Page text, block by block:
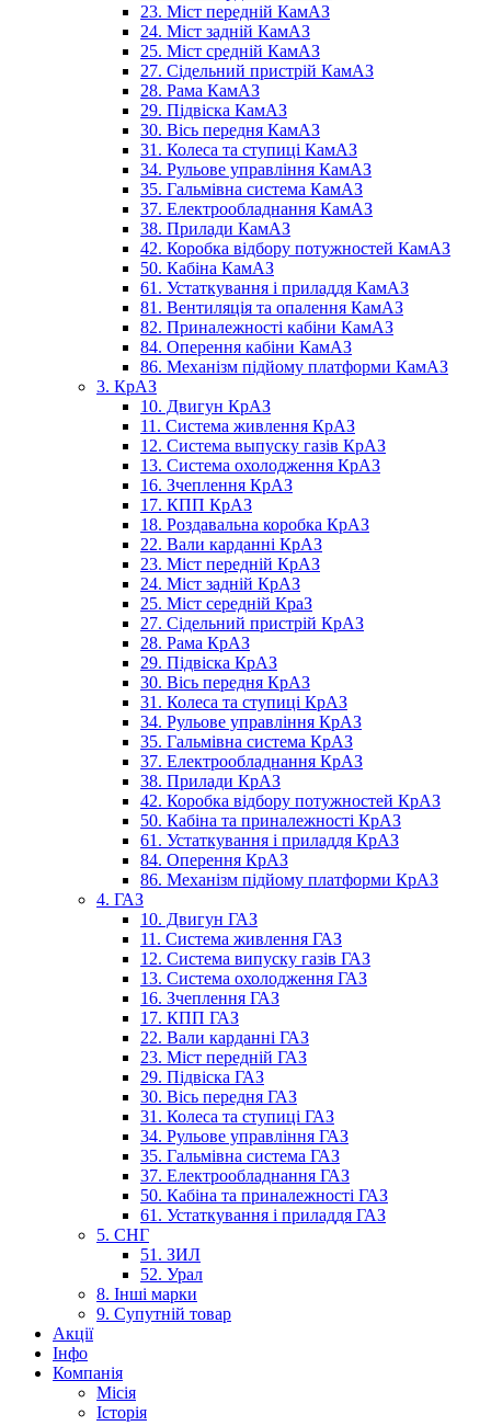
23. Міст передній КамАЗ
24. Міст задній КамАЗ
25. Міст средній КамАЗ
27. Сідельний пристрій КамАЗ
28. Рама КамАЗ
29. Підвіска КамАЗ
30. Вісь передня КамАЗ
31. Колеса та ступиці КамАЗ
34. Рульове управління КамАЗ
35. Гальмівна система КамАЗ
37. Електрообладнання КамАЗ
38. Прилади КамАЗ
42. Коробка відбору потужностей КамАЗ
50. Кабіна КамАЗ
61. Устаткування і приладдя КамАЗ
81. Вентиляція та опалення КамАЗ
82. Приналежності кабіни КамАЗ
84. Оперення кабіни КамАЗ
86. Механізм підйому платформи КамАЗ
3. КрАЗ
10. Двигун КрАЗ
11. Система живлення КрАЗ
12. Система выпуску газів КрАЗ
13. Система охолодження КрАЗ
16. Зчеплення КрАЗ
17. КПП КрАЗ
18. Роздавальна коробка КрАЗ
22. Вали карданні КрАЗ
23. Міст передній КрАЗ
24. Міст задній КрАЗ
25. Міст середній КраЗ
27. Сідельний пристрій КрАЗ
28. Рама КрАЗ
29. Підвіска КрАЗ
30. Вісь передня КрАЗ
31. Колеса та ступиці КрАЗ
34. Рульове управління КрАЗ
35. Гальмівна система КрАЗ
37. Електрообладнання КрАЗ
38. Прилади КрАЗ
42. Коробка відбору потужностей КрАЗ
50. Кабіна та приналежності КрАЗ
61. Устаткування і приладдя КрАЗ
84. Оперення КрАЗ
86. Механізм підйому платформи КрАЗ
4. ГАЗ
10. Двигун ГАЗ
11. Система живлення ГАЗ
12. Система випуску газів ГАЗ
13. Система охолодження ГАЗ
16. Зчеплення ГАЗ
17. КПП ГАЗ
22. Вали карданні ГАЗ
23. Міст передній ГАЗ
29. Підвіска ГАЗ
30. Вісь передня ГАЗ
31. Колеса та ступиці ГАЗ
34. Рульове управління ГАЗ
35. Гальмівна система ГАЗ
37. Електрообладнання ГАЗ
50. Кабіна та приналежності ГАЗ
61. Устаткування і приладдя ГАЗ
5. СНГ
51. ЗИЛ
52. Урал
8. Інші марки
9. Супутній товар
Акції
Інфо
Компанія
Місія
Історія